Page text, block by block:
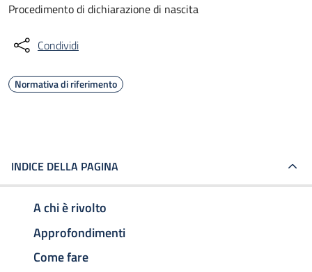
Procedimento di dichiarazione di nascita
Condividi
Normativa di riferimento
INDICE DELLA PAGINA
A chi è rivolto
Approfondimenti
Come fare